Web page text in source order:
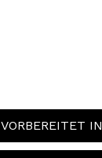
VORBEREITET IN